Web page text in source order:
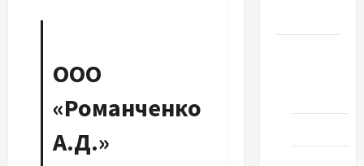
ООО
«Романченко
А.Д.»